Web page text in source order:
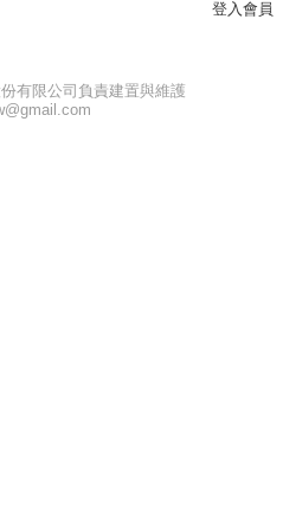
登入會員
有限公司負責建置與維護